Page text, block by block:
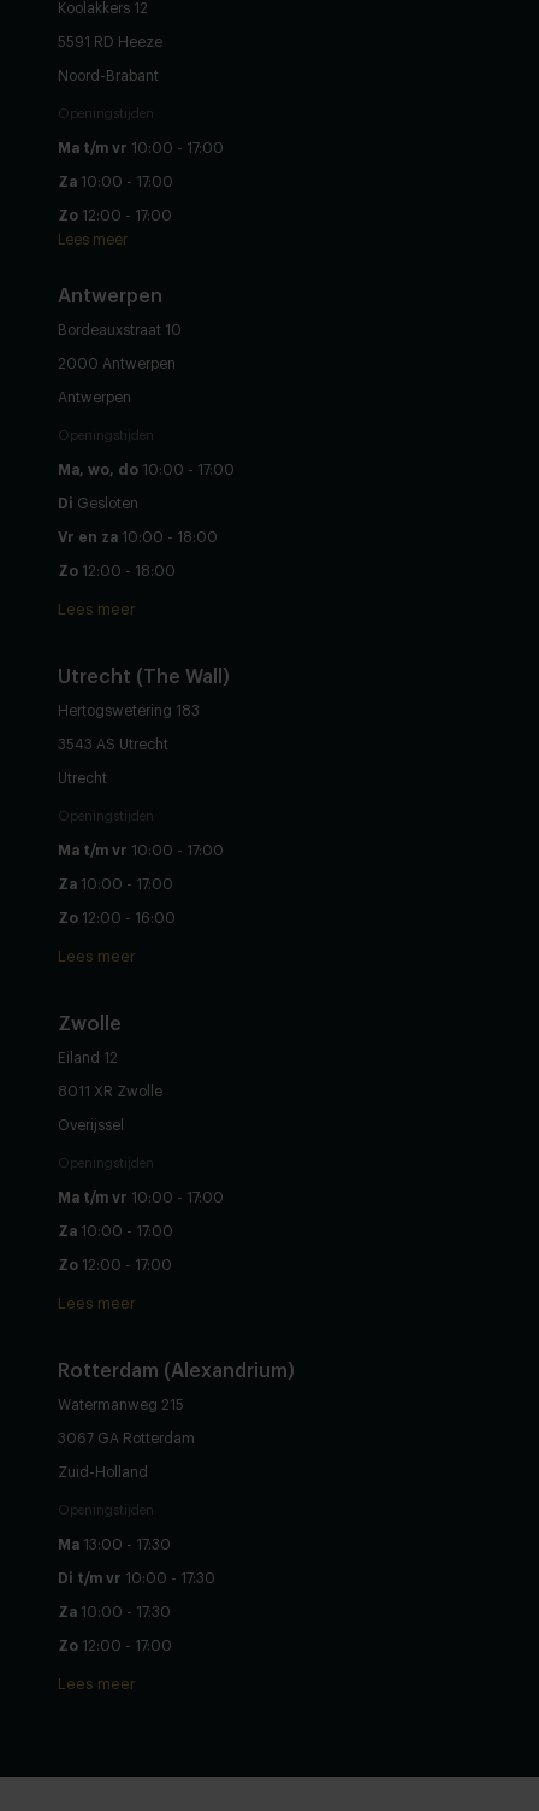
Koolakkers 12
5591 RD Heeze
Noord-Brabant
Openingstijden
Ma t/m vr 10:00 - 17:00
Za 10:00 - 17:00
Zo 12:00 - 17:00
Lees meer
Antwerpen
Bordeauxstraat 10
2000 Antwerpen
Antwerpen
Openingstijden
Ma, wo, do 10:00 - 17:00
Di Gesloten
Vr en za 10:00 - 18:00
Zo 12:00 - 18:00
Lees meer
Utrecht (The Wall)
Hertogswetering 183
3543 AS Utrecht
Utrecht
Openingstijden
Ma t/m vr 10:00 - 17:00
Za 10:00 - 17:00
Zo 12:00 - 16:00
Lees meer
Zwolle
Eiland 12
8011 XR Zwolle
Overijssel
Openingstijden
Ma t/m vr 10:00 - 17:00
Za 10:00 - 17:00
Zo 12:00 - 17:00
Lees meer
Rotterdam (Alexandrium)
Watermanweg 215
3067 GA Rotterdam
Zuid-Holland
Openingstijden
Ma 13:00 - 17:30
Di t/m vr 10:00 - 17:30
Za 10:00 - 17:30
Zo 12:00 - 17:00
Lees meer